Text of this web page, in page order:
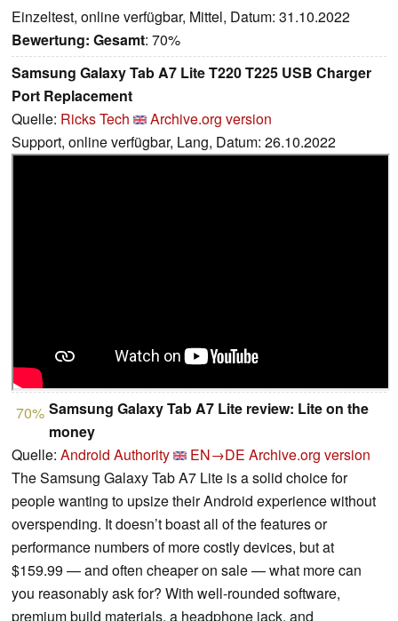
Einzeltest, online verfügbar, Mittel, Datum: 31.10.2022
Bewertung: Gesamt: 70%
Samsung Galaxy Tab A7 Lite T220 T225 USB Charger
Port Replacement
Quelle: Ricks Tech
Archive.org version
Support, online verfügbar, Lang, Datum: 26.10.2022
70% Samsung Galaxy Tab A7 Lite review: Lite on the
money
Quelle: Android Authority EN→DE Archive.org version
The Samsung Galaxy Tab A7 Lite is a solid choice for
people wanting to upsize their Android experience without
overspending. It doesn’t boast all of the features or
performance numbers of more costly devices, but at
$159.99 — and often cheaper on sale — what more can
you reasonably ask for? With well-rounded software,
premium build materials, a headphone jack, and